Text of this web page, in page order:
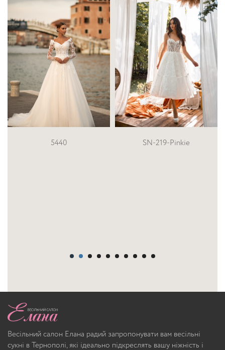
5440 SN-219-Pinkie
Весільний салон Елана радий запропонувати вам весільні
сукні в Тернополі, які ідеально підкреслять вашу ніжність і